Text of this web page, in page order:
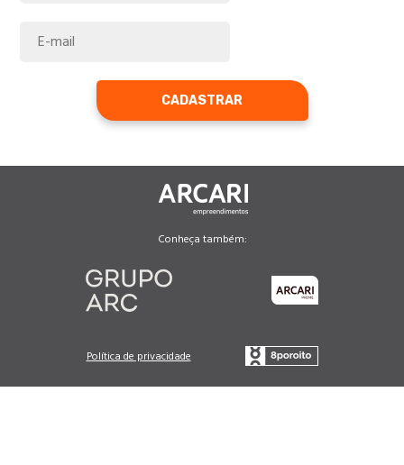
CADASTRAR
Conheça também:
Política de privacidade